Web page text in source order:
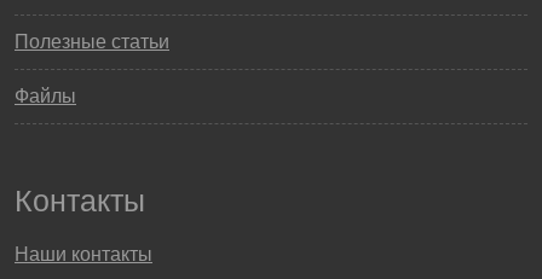
Полезные статьи
Файлы
Контакты
Наши контакты